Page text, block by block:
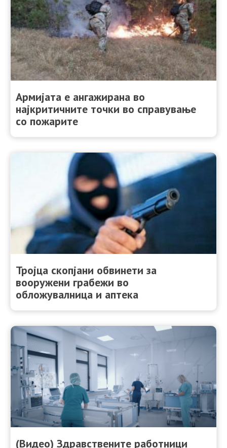
Армијата е ангажирана во
најкритичните точки во справување
со пожарите
Тројца скопјани обвинети за
вооружени грабежи во
обложувалница и аптека
(Видео) Здравствените работници